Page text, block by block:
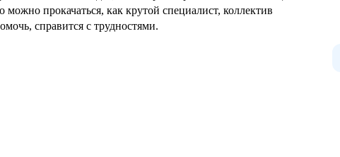
можно прокачаться, как крутой специалист, коллектив
справится с трудностями.